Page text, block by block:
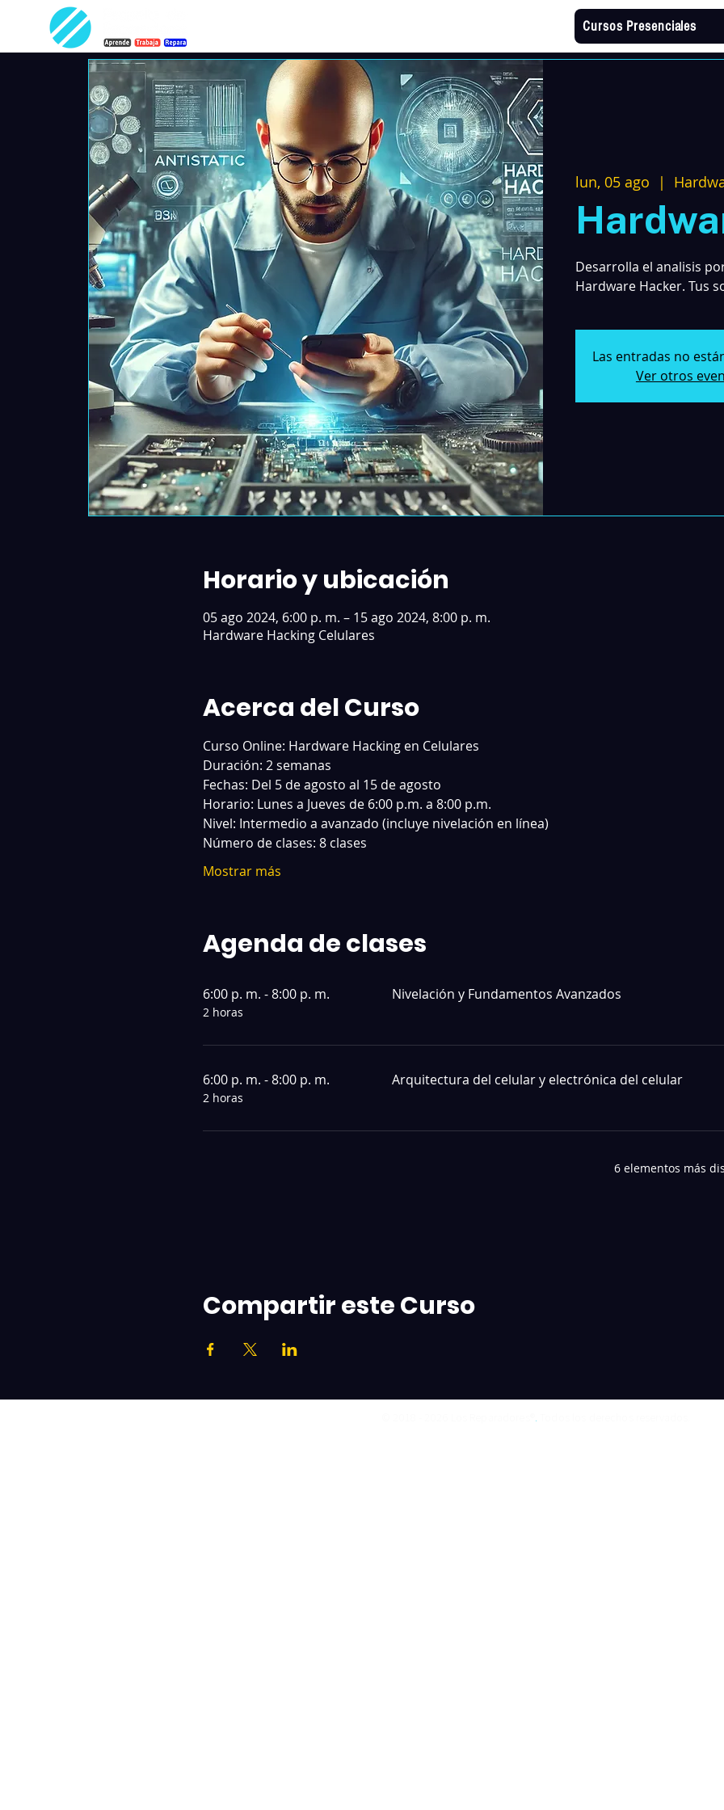
Cursos Presenciales
lun, 05 ago
  |
Desarrolla el analisis
Hardware Hacker. Tus
Las entradas no
Ver otros
Horario y ubicación
05 ago 2024, 6:00 p. m. – 15 ago 2024, 8:00 p. m.
Hardware Hacking Celulares
Acerca del Curso
Curso Online: Hardware Hacking en Celulares
Duración: 2 semanas
Fechas: Del 5 de agosto al 15 de agosto
Horario: Lunes a Jueves de 6:00 p.m. a 8:00 p.m.
Nivel: Intermedio a avanzado (incluye nivelación en línea)
Número de clases: 8 clases
Mostrar más
Agenda de clases
6:00 p. m. - 8:00 p. m.
2 horas
Nivelación y Fundamentos Avanzados
6:00 p. m. - 8:00 p. m.
2 horas
Arquitectura del celular y electrónica del celular
6 elementos más
Compartir este Curso